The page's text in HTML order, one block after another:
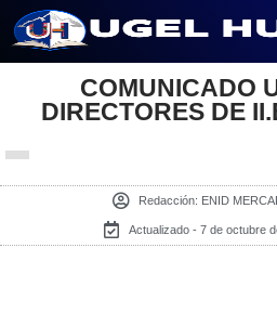
contenido
COMUNICADO
DIRECTORES DE
Redacción: ENID
Actualizado - 7 de octubre